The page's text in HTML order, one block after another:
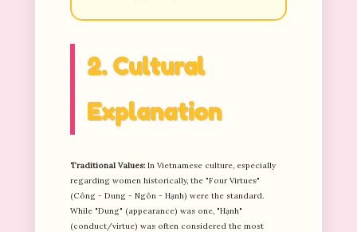
2. Cultural
Explanation
Traditional Values: In Vietnamese culture, especially
regarding women historically, the "Four Virtues"
(Công - Dung - Ngôn - Hạnh) were the standard.
While "Dung" (appearance) was one, "Hạnh"
(conduct/virtue) was often considered the most